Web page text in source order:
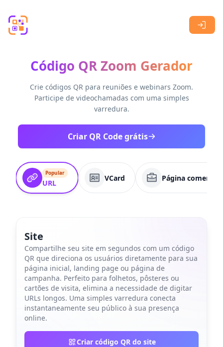
Código QR Zoom Gerador
Crie códigos QR para reuniões e webinars Zoom.
Participe de videochamadas com uma simples
varredura.
Criar QR Code grátis
Popular
URL
VCard Página comercial
Site
Compartilhe seu site em segundos com um código
QR que direciona os usuários diretamente para sua
página inicial, landing page ou página de
campanha. Perfeito para folhetos, pôsteres ou
cartões de visita, elimina a necessidade de digitar
URLs longos. Uma simples varredura conecta
instantaneamente seu público à sua presença
online.
Criar código QR do site